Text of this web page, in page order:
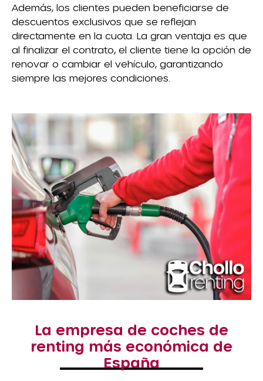
Además, los clientes pueden beneficiarse de
descuentos exclusivos que se reflejan
directamente en la cuota. La gran ventaja es que
al finalizar el contrato, el cliente tiene la opción de
renovar o cambiar el vehículo, garantizando
siempre las mejores condiciones.
La empresa de coches de
renting más económica de
España